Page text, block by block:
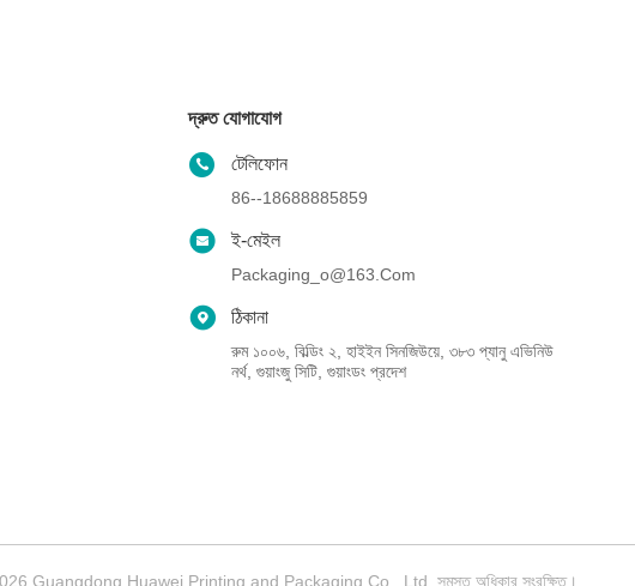
দ্রুত যোগাযোগ
টেলিফোন
86--18688885859
ই-মেইল
Packaging_o@163.com
ঠিকানা
রুম ১০০৬, বিল্ডিং ২, হাইইন সিনজিউয়ে, ৩৮৩ প্যানু এভিনিউ
নর্থ, গুয়াংজু সিটি, গুয়াংডং প্রদেশ
2026 Guangdong Huawei Printing and Packaging Co., Ltd. সমস্ত অধিকার সংরক্ষিত।